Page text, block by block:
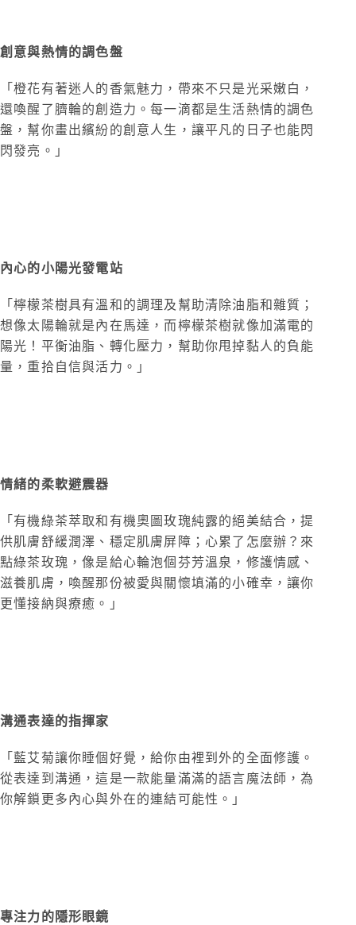
創意與熱情的調色盤
「橙花有著迷人的香氣魅力，帶來不只是光采嫩白，
還喚醒了臍輪的創造力。每一滴都是生活熱情的調色
盤，幫你畫出繽紛的創意人生，讓平凡的日子也能閃
閃發亮。」
內心的小陽光發電站
「檸檬茶樹具有溫和的調 理及幫助清除油脂和雜質；
想像太陽輪就是內在馬達，而檸檬茶樹就像加滿電的
陽光！平衡油脂、轉化壓力，幫助你甩掉黏人的負能
量，重拾自信與活力。」
情緒的柔軟避震器
「有機綠茶萃取和有機奧圖玫瑰純露的絕美結合，提
供肌膚舒緩潤澤、穩定肌膚屏障；心累了怎麼辦？來
點綠茶玫瑰，像是給心輪泡個芬芳溫泉，修護情感、
滋養肌膚，喚醒那份被愛與關懷填滿的小確幸，讓你
更懂接納與療癒。」
溝通表達的指揮家
「藍艾菊讓你睡個好覺，給你由裡到外的全面修護。
從表達到溝通，這是一款能量滿滿的語言魔法師，為
你解鎖更多內心與外在的連結可能性。」
專注力的隱形眼鏡